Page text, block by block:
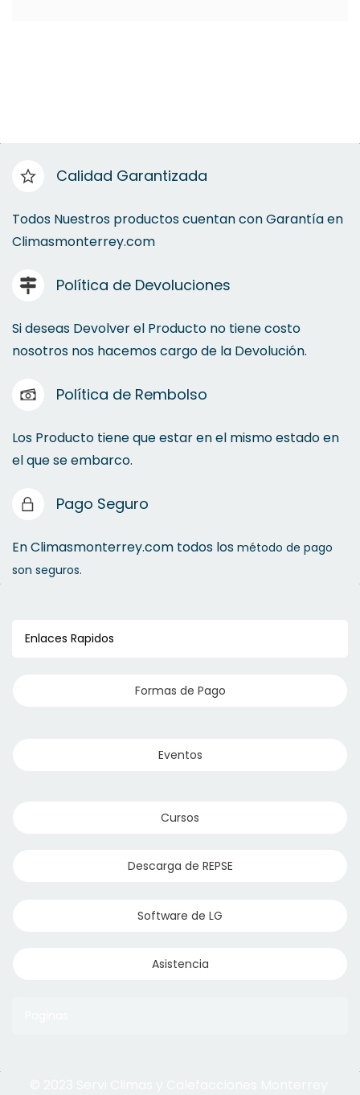
Calidad Garantizada
Todos Nuestros productos cuentan con Garantía en
Climasmonterrey.com
Política de Devoluciones
Si deseas Devolver el Producto no tiene costo
nosotros nos hacemos cargo de la Devolución.
Política de Rembolso
Los Producto tiene que estar en el mismo estado en
el que se embarco.
Pago Seguro
En Climasmonterrey.com todos los método de pago
son seguros.
Enlaces Rapidos
Formas de Pago
Eventos
Cursos
Descarga de REPSE
Software de LG
Asistencia